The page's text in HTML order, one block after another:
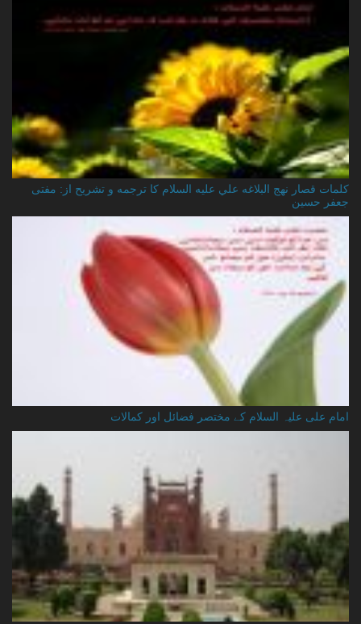
کلمات قصار نهج البلاغه علي عليه السلام کا ترجمه و تشریح از: مفتی
جعفر حسین
امام علی علیہ السلام کے مختصر فضائل اور کمالات